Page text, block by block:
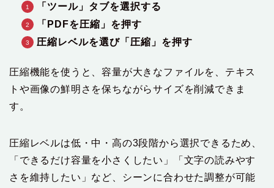
「ツール」タブを選択する
「PDFを圧縮」を押す
圧縮レベルを選び「圧縮」を押す
圧縮機能を使うと、容量が大きなファイルを、テキス
トや画像の鮮明さを保ちながらサイズを削減できま
す。
圧縮レベルは低・中・高の3段階から選択できるため、
「できるだけ容量を小さくしたい」「文字の読みやす
さを維持したい」など、シーンに合わせた調整が可能